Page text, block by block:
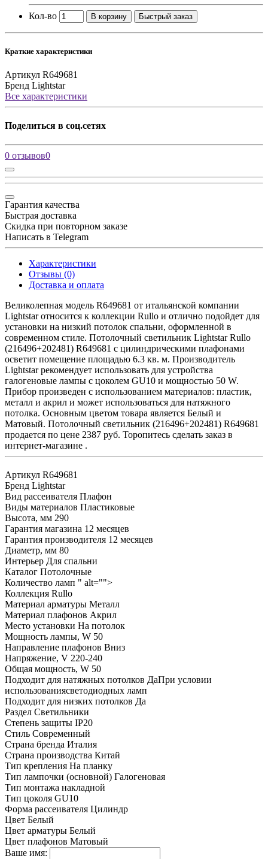
Кол-во В корзину Быстрый заказ
Краткие характеристики
Артикул R649681
Бренд Lightstar
Все характеристики
Поделиться в соц.сетях
0 отзывов0
Гарантия качества
Быстрая доставка
Скидка при повторном заказе
Написать в Telegram
Характеристики
Отзывы (0)
Доставка и оплата
Великолепная модель R649681 от итальянской компании
Lightstar относится к коллекции Rullo и отлично подойдет для
установки на низкий потолок спальни, оформленной в
современном стиле. Потолочный светильник Lightstar Rullo
(216496+202481) R649681 с цилиндрическими плафонами
осветит помещение площадью 6.3 кв. м. Производитель
Lightstar рекомендует использовать для устройства
галогеновые лампы с цоколем GU10 и мощностью 50 W.
Прибор произведен с использованием материалов: пластик,
металл и акрил и может использоваться для натяжного
потолка. Основным цветом товара является Белый и
Матовый. Потолочный светильник (216496+202481) R649681
продается по цене 2387 руб. Торопитесь сделать заказ в
интернет-магазине .
Артикул R649681
Бренд Lightstar
Вид рассеивателя Плафон
Виды материалов Пластиковые
Высота, мм 290
Гарантия магазина 12 месяцев
Гарантия производителя 12 месяцев
Диаметр, мм 80
Интерьер Для спальни
Каталог Потолочные
Количество ламп " alt="">
Коллекция Rullo
Материал арматуры Металл
Материал плафонов Акрил
Место установки На потолок
Мощность лампы, W 50
Направление плафонов Вниз
Напряжение, V 220-240
Общая мощность, W 50
Подходит для натяжных потолков ДаПри условии
использованиясветодиодных ламп
Подходит для низких потолков Да
Раздел Светильники
Степень защиты IP20
Стиль Современный
Страна бренда Италия
Страна производства Китай
Тип крепления На планку
Тип лампочки (основной) Галогеновая
Тип монтажа накладной
Тип цоколя GU10
Форма рассеивателя Цилиндр
Цвет Белый
Цвет арматуры Белый
Цвет плафонов Матовый
Ваше имя: